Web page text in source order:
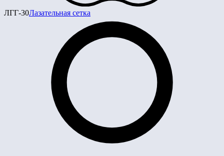
ЛГГ-30Лазательная сетка